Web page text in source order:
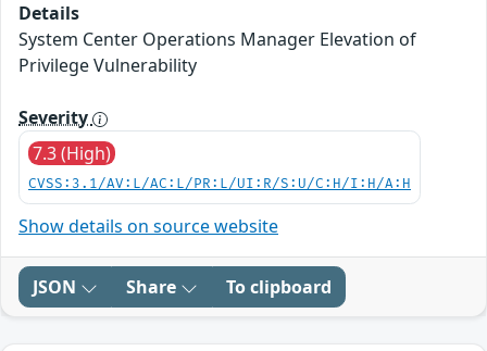
Details
System Center Operations Manager Elevation of
Privilege Vulnerability
Severity
7.3 (High)
CVSS:3.1/AV:L/AC:L/PR:L/UI:R/S:U/C:H/I:H/A:H
Show details on source website
JSON Share To clipboard